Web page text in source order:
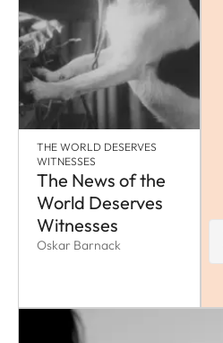
THE WORLD DESERVES
WITNESSES
The News of the
World Deserves
Witnesses
Oskar Barnack